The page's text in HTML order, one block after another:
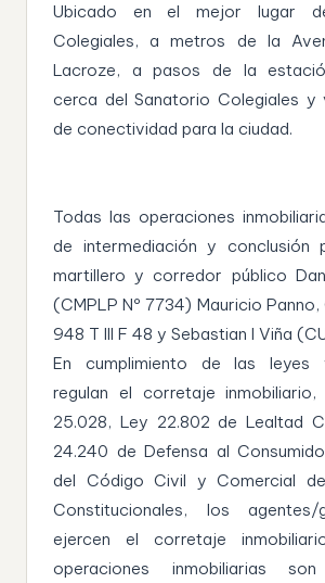
Ubicado en el mejor lugar
Colegiales, a metros de la
Lacroze, a pasos de la
cerca del Sanatorio Colegiales y
de conectividad para la ciudad.
Todas las operaciones
de intermediación y conclusión
martillero y corredor público
(CMPLP Nº 7734) Mauricio Panno,
948 T III F 48 y Sebastian I Viña
En cumplimiento de las leyes
regulan el corretaje inmobiliario,
25.028, Ley 22.802 de Lealtad
24.240 de Defensa al
del Código Civil y Comercial
Constitucionales, los agentes/
ejercen el corretaje
operaciones inmobiliarias